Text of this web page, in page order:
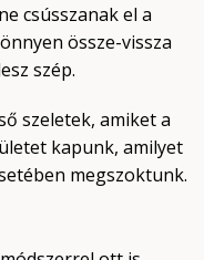
csússzanak el a
össze-vissza
szép.
szeletek, amiket a
kapunk, amilyet
megszoktunk.